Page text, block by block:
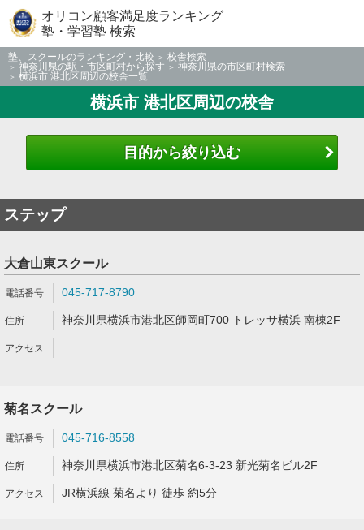
オリコン顧客満足度ランキング
塾・学習塾 検索
塾、スクールのランキング・比較
校舎検索
神奈川県の駅・市区町村から探す
神奈川県の市区町村検索
横浜市 港北区周辺の校舎一覧
横浜市 港北区周辺の校舎
目的から絞り込む
ステップ
大倉山東スクール
045-717-8790
神奈川県横浜市港北区師岡町700 トレッサ横浜 南棟2F
菊名スクール
045-716-8558
神奈川県横浜市港北区菊名6-3-23 新光菊名ビル2F
JR横浜線 菊名より 徒歩 約5分